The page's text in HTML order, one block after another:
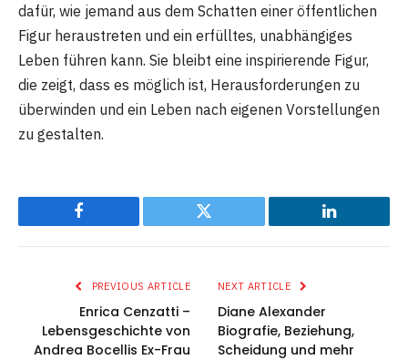
dafür, wie jemand aus dem Schatten einer öffentlichen
Figur heraustreten und ein erfülltes, unabhängiges
Leben führen kann. Sie bleibt eine inspirierende Figur,
die zeigt, dass es möglich ist, Herausforderungen zu
überwinden und ein Leben nach eigenen Vorstellungen
zu gestalten.
Facebook Twitter LinkedIn
PREVIOUS ARTICLE
Enrica Cenzatti –
Lebensgeschichte von
Andrea Bocellis Ex-Frau
NEXT ARTICLE
Diane Alexander
Biografie, Beziehung,
Scheidung und mehr